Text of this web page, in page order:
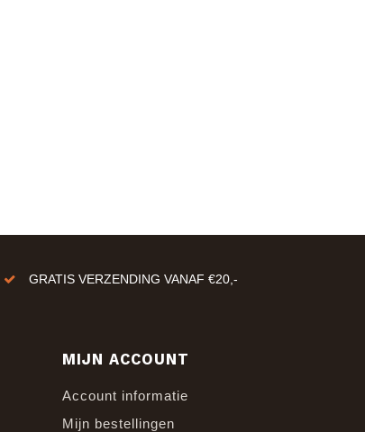
GRATIS VERZENDING VANAF €20,-
MIJN ACCOUNT
Account informatie
Mijn bestellingen